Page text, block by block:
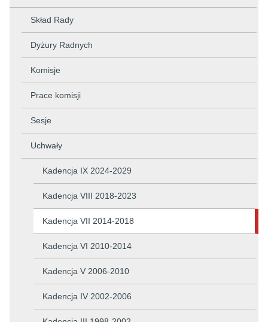
Skład Rady
Dyżury Radnych
Komisje
Prace komisji
Sesje
Uchwały
Kadencja IX 2024-2029
Kadencja VIII 2018-2023
Kadencja VII 2014-2018
Kadencja VI 2010-2014
Kadencja V 2006-2010
Kadencja IV 2002-2006